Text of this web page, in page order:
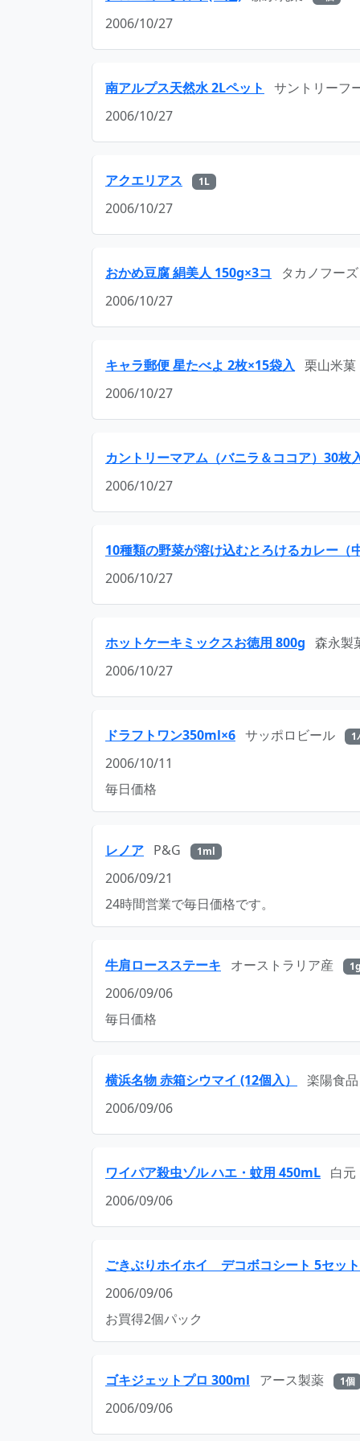
2006/10/27
南アルプス天然水 2Lペット サントリーフ
2006/10/27
アクエリアス 1L
2006/10/27
おかめ豆腐 絹美人 150g×3コ タカノフーズ
2006/10/27
キャラ郵便 星たべよ 2枚×15袋入 栗山米菓
2006/10/27
カントリーマアム（バニラ＆ココア）30枚
2006/10/27
10種類の野菜が溶け込むとろけるカレー（
2006/10/27
ホットケーキミックスお徳用 800g 森永製
2006/10/27
ドラフトワン350ml×6 サッポロビール 1
2006/10/11
毎日価格
レノア P&G 1ml
2006/09/21
24時間営業で毎日価格です。
牛肩ロースステーキ オーストラリア産 1g
2006/09/06
毎日価格
横浜名物 赤箱シウマイ (12個入） 楽陽食品
2006/09/06
ワイパア殺虫ゾル ハエ・蚊用 450mL 白元
2006/09/06
ごきぶりホイホイ デコボコシート 5セッ
2006/09/06
お買得2個パック
ゴキジェットプロ 300ml アース製薬 1個
2006/09/06